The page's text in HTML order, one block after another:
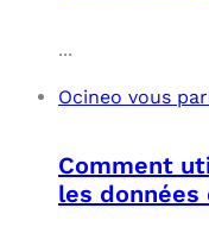
...
Ocineo vous
Comment
les données